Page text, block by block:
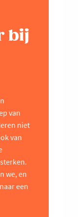
bij
van
niet
van
we, en
een